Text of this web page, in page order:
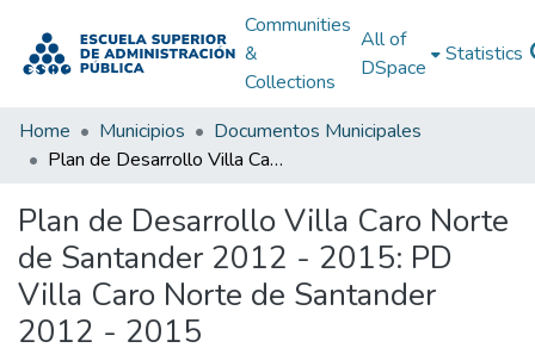
Communities
&
Collections
All of
DSpace
Statistics
Home Municipios
Documentos Municipales
Plan de Desarrollo Villa Caro Norte de Santander 2012 - 2015: PD Villa Caro Norte de Santander 2012 - 2015
Plan de Desarrollo Villa Caro Norte
de Santander 2012 - 2015: PD
Villa Caro Norte de Santander
2012 - 2015